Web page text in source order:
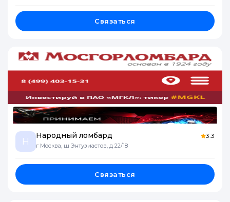
Связаться
Н
Народный ломбард
г Москва, ш Энтузиастов, д 22/18
3.3
Связаться